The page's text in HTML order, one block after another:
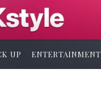
UP ENTERTAINMENT